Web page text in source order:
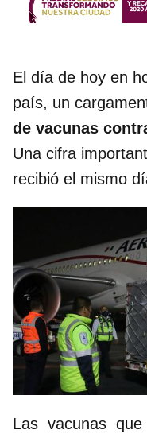
El día de hoy en
país, un
de vacunas
Una cifra
recibió el mismo
Las vacunas